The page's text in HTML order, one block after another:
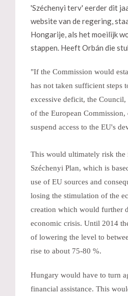
'Széchenyi terv' eerder dit
website van de regering,
Hongarije, als het moeilijk
stappen. Heeft Orbán die
"If the Commission would
has not taken sufficient steps
excessive deficit, the
of the European Commission,
suspend access to the EU's
This would ultimately risk the
Széchenyi Plan, which is
use of EU sources and
losing the stimulation of the
creation which would further
economic crisis. Until 2014
of lowering the level to
rise to about 75-80 %.
Hungary would have to turn
financial assistance. This